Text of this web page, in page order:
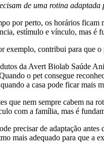
de uma rotina
por perto, os horários
estímulo e vínculo, mas é
exemplo, contribui para que
da Avert Biolab Saúde
o pet consegue
a casa pode ficar mais
que nem sempre cabem na
com a família, mas é
precisar de adaptação
mais adequado para que a